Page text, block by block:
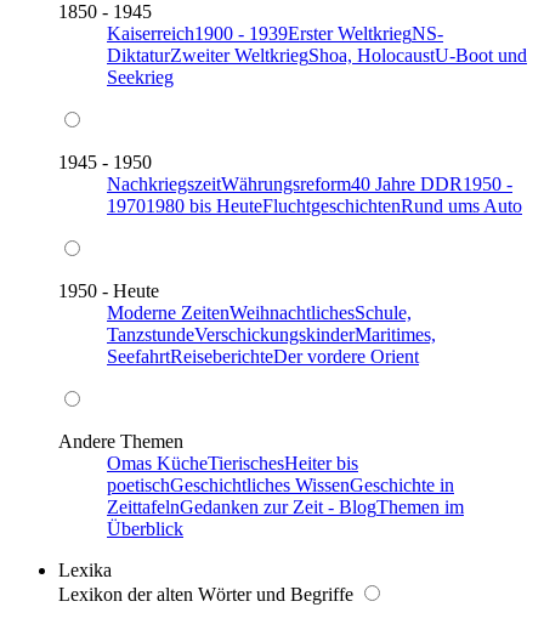
1850 - 1945
Kaiserreich1900 - 1939Erster WeltkriegNS-
DiktaturZweiter WeltkriegShoa, HolocaustU-Boot und
Seekrieg
1945 - 1950
NachkriegszeitWährungsreform40 Jahre DDR1950 -
19701980 bis HeuteFluchtgeschichtenRund ums Auto
1950 - Heute
Moderne ZeitenWeihnachtlichesSchule,
TanzstundeVerschickungskinderMaritimes,
SeefahrtReiseberichteDer vordere Orient
Andere Themen
Omas KücheTierischesHeiter bis
poetischGeschichtliches WissenGeschichte in
ZeittafelnGedanken zur Zeit - BlogThemen im
Überblick
Lexika
Lexikon der alten Wörter und Begriffe